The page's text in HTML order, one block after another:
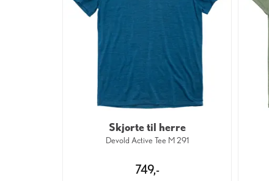
Skjorte til herre
Devold Active Tee M 291
749,-